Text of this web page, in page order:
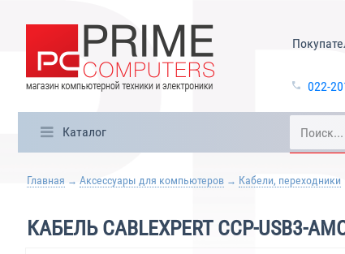
022-
Каталог
Главная Аксессуары для компьютеров Кабели, переходники
КАБЕЛЬ CABLEXPERT CCP-USB3-